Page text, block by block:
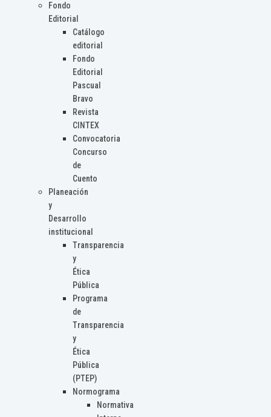
Fondo
Editorial
Catálogo
editorial
Fondo
Editorial
Pascual
Bravo
Revista
CINTEX
Convocatoria
Concurso
de
Cuento
Planeación
y
Desarrollo
institucional
Transparencia
y
Ética
Pública
Programa
de
Transparencia
y
Ética
Pública
(PTEP)
Normograma
Normativa